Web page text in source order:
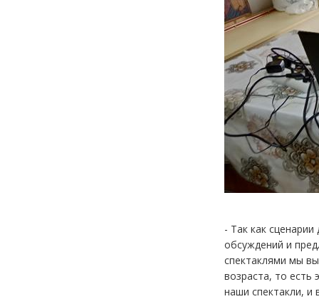
- Так как
обсуждений и
спектаклями мы
возраста, то есть
наши спектакли,